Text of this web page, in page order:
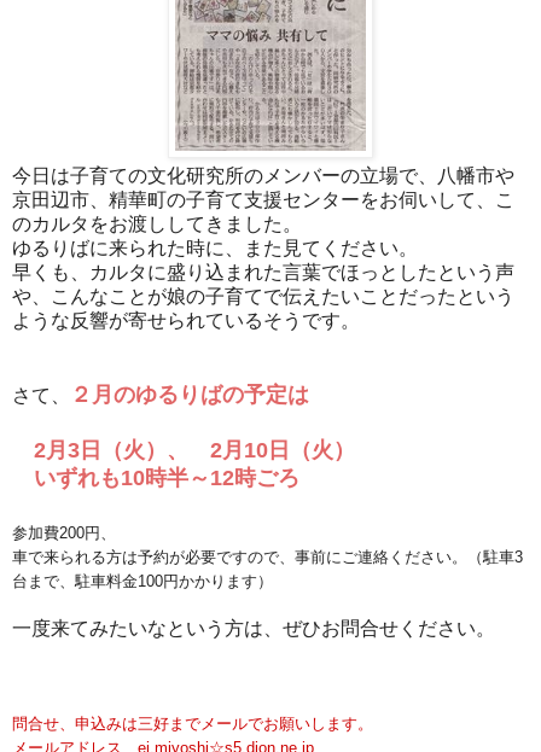
今日は子育ての文化研究所のメンバーの立場で、八幡市や
京田辺市、精華町の子育て支援センターをお伺いして、こ
のカルタをお渡ししてきました。
ゆるりばに来られた時に、また見てください。
早くも、カルタに盛り込まれた言葉でほっとしたという声
や、こんなことが娘の子育てで伝えたいことだったという
ような反響が寄せられているそうです。
さて、 ２月のゆるりばの予定は
2月3日（火）、 2月10日（火）
いずれも10時半～12時ごろ
参加費200円、
車で来られる方は予約が必要ですので、事前にご連絡ください。（駐車3
台まで、駐車料金100円かかります）
一度来てみたいなという方は、ぜひお問合せください。
問合せ、申込みは三好までメールでお願いします。
メールアドレス ei.miyoshi☆s5.dion.ne.jp